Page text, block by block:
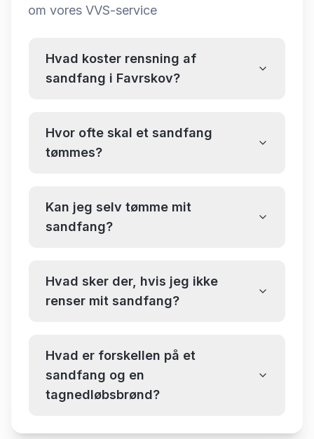
om vores VVS-service
Hvad koster rensning af
sandfang i Favrskov?
Hvor ofte skal et sandfang
tømmes?
Kan jeg selv tømme mit
sandfang?
Hvad sker der, hvis jeg ikke
renser mit sandfang?
Hvad er forskellen på et
sandfang og en
tagnedløbsbrønd?